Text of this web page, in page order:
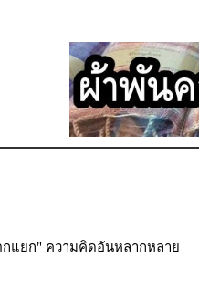
แยก" ความคิดอันหลากหลาย